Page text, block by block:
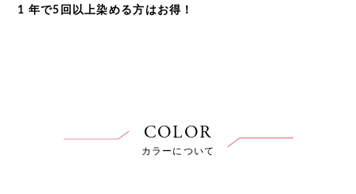
1 年で5回以上染める方はお得！
COLOR
カラーについて